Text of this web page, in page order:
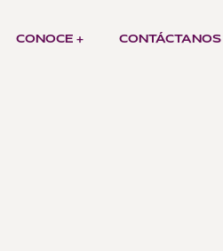
CONOCE + CONTÁCTANOS